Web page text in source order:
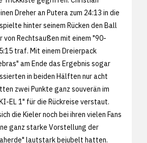
Dreher an Putera zum 24:13 in die
hinter seinem Rücken den Ball
von Rechtsaußen mit einem "90-
traf. Mit einem Dreierpack
am Ende das Ergebnis sogar
in beiden Hälften nur acht
zwei Punkte ganz souverän im
EL 1" für die Rückreise verstaut.
die Kieler noch bei ihren vielen Fans
ganz starke Vorstellung der
lautstark bejubelt hatten.